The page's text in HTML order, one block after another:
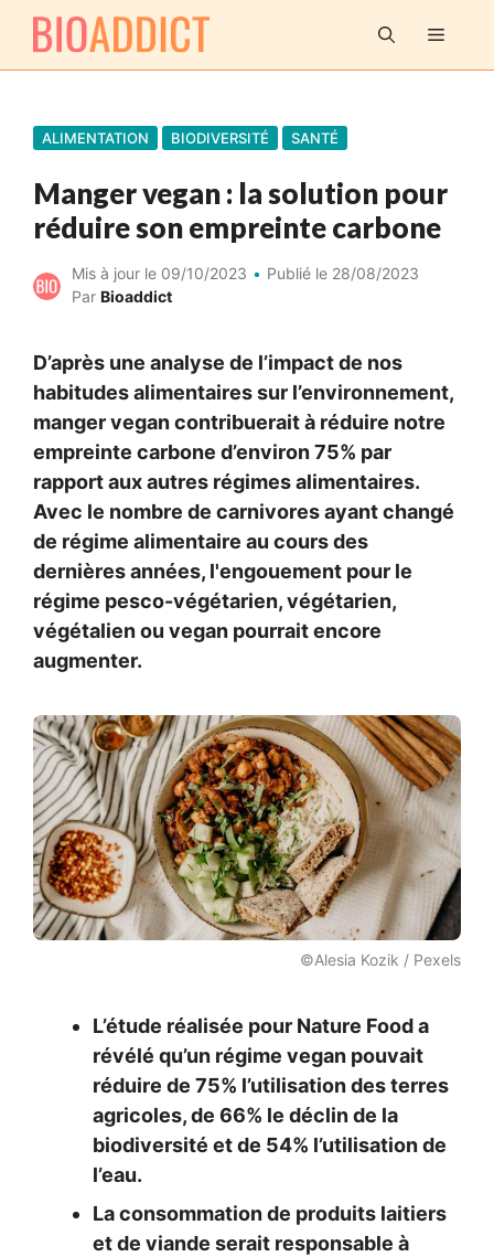
Aller
contenu
MENU
ALIMENTATION BIODIVERSITÉ SANTÉ
Manger vegan : la solution pour
réduire son empreinte carbone
Mis à jour le 09/10/2023 Publié le 28/08/2023
Par Bioaddict
D’après une analyse de l’impact de nos
habitudes alimentaires sur l’environnement,
manger vegan contribuerait à réduire notre
empreinte carbone d’environ 75% par
rapport aux autres régimes alimentaires.
Avec le nombre de carnivores ayant changé
de régime alimentaire au cours des
dernières années, l'engouement pour le
régime pesco-végétarien, végétarien,
végétalien ou vegan pourrait encore
augmenter.
©Alesia Kozik / Pexels
L’étude réalisée pour Nature Food a
révélé qu’un régime vegan pouvait
réduire de 75% l’utilisation des terres
agricoles, de 66% le déclin de la
biodiversité et de 54% l’utilisation de
l’eau.
La consommation de produits laitiers
et de viande serait responsable à